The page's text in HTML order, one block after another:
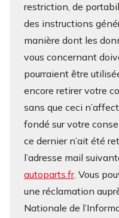
restriction, de
des instructions
manière dont les
vous concernant
pourraient être
encore retirer votre
sans que ceci
fondé sur votre
ce dernier n’ait été
l’adresse mail
autoparts.fr. Vous
une réclamation
Nationale de